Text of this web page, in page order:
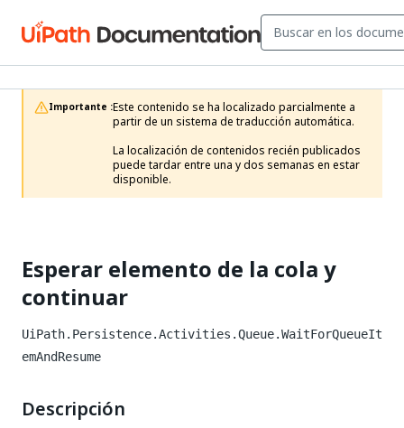
Importante :Este contenido se ha localizado parcialmente a
partir de un sistema de traducción automática.
La localización de contenidos recién publicados
puede tardar entre una y dos semanas en estar
disponible.
Esperar elemento de la cola y
continuar
UiPath.Persistence.Activities.Queue.WaitForQueueIt
emAndResume
Descripción